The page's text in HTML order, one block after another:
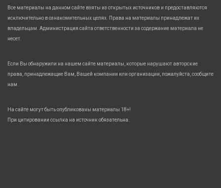
Все материалы на данном сайте взяты из открытых источников и предоставляются
исключительно в ознакомительных целях. Права на материалы принадлежат их
владельцам. Администрация сайта ответственности за содержание материала не
несет.
Если Вы обнаружили на нашем сайте материалы, которые нарушают авторские
права, принадлежащие Вам, Вашей компании или организации, пожалуйста, сообщите
нам.
На сайте могут быть опубликованы материалы 18+!
При цитировании ссылка на источник обязательна.